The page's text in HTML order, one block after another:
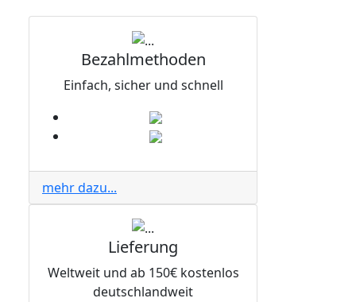
Bezahlmethoden
Einfach, sicher und schnell
mehr dazu...
Lieferung
Weltweit und ab 150€ kostenlos
deutschlandweit